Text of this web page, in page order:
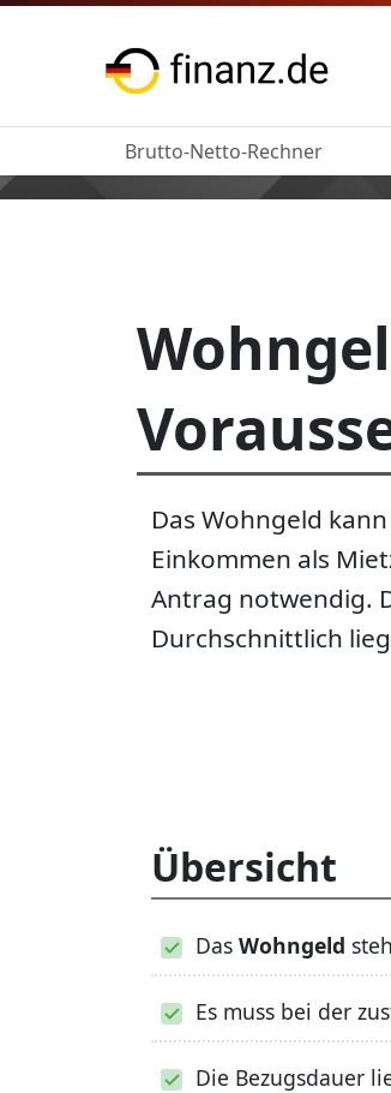
Brutto-Netto-Rechner
Das Wohngeld
Einkommen als
Antrag notwendig.
Durchschnittlich
Übersicht
Das Wohngeld
Es muss bei der
Die Bezugsdauer